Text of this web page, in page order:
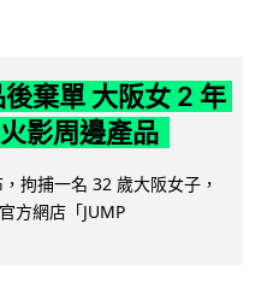
棄單 大阪女 2 年
影周邊產品
拘捕一名 32 歲大阪女子，
方網店「JUMP